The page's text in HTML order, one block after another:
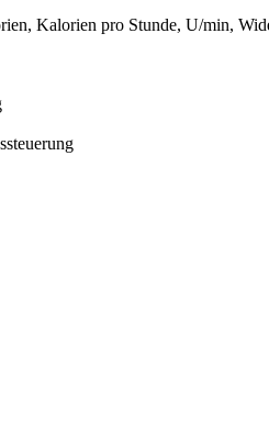
Kalorien pro Stunde, U/min,